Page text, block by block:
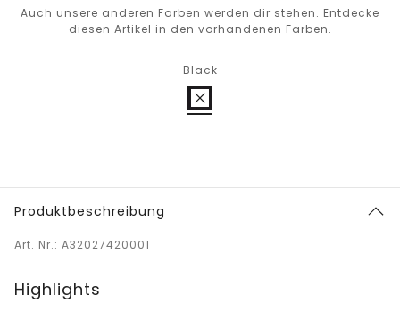
Auch unsere anderen Farben werden dir stehen. Entdecke
diesen Artikel in den vorhandenen Farben.
Black
Produktbeschreibung
Art. Nr.: A32027420001
Highlights